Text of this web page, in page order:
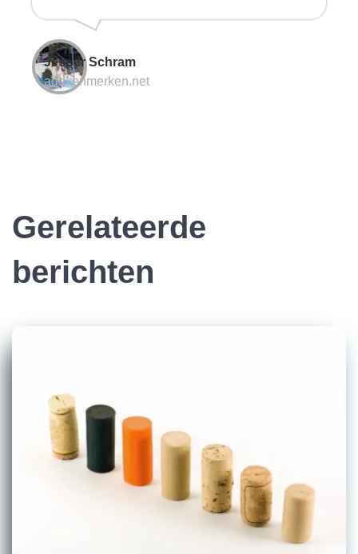
Jesper Schram
addkenmerken.net
Gerelateerde
berichten